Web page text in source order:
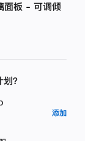
板 - 可调倾
？
添加